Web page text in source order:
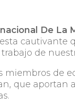
De La
cautivante
de
miembros de
que aportan